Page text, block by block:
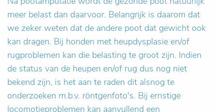
meer belast dan daarvoor. Belangrijk is daarom dat
we zeker weten dat de andere poot dat gewicht ook
kan dragen. Bij honden met heupdysplasie en/of
rugproblemen kan die belasting te groot zijn. Indien
de status van de heupen en/of rug dus nog niet
bekend zijn, is het aan te raden dit alsnog te
onderzoeken m.b.v. röntgenfoto's. Bij ernstige
locomotieproblemen kan aanvullend een